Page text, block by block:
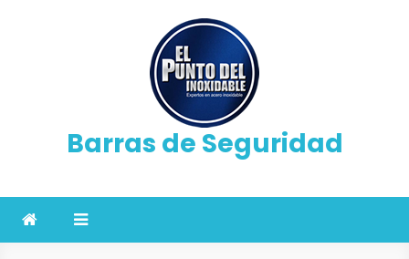
Barras de Seguridad